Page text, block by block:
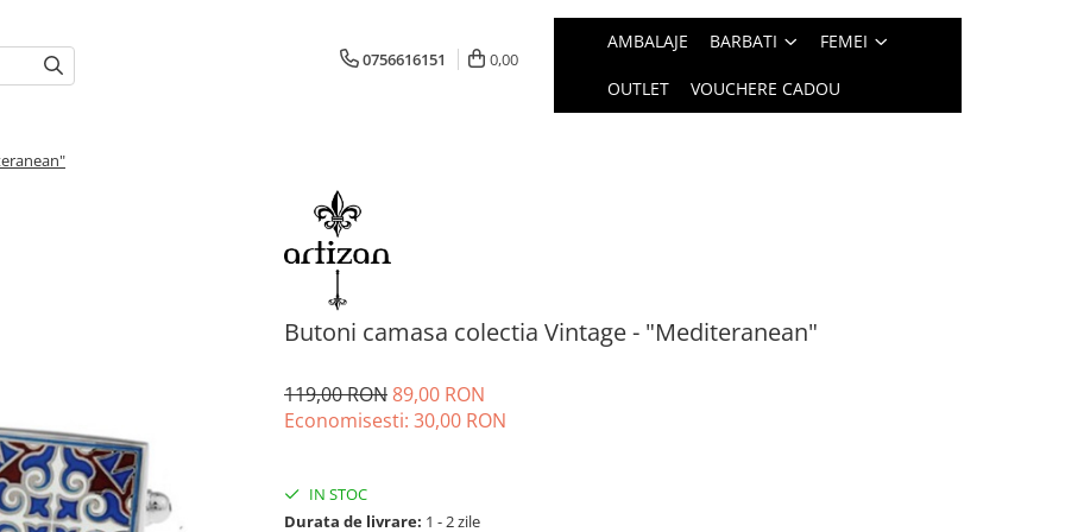
0756616151 0,00
AMBALAJE BARBATI FEMEI
OUTLET VOUCHERE CADOU
Butoni camasa colectia Vintage - "Mediteranean"
119,00 RON89,00 RON
Economisesti: 30,00 RON
IN STOC
Durata de livrare: 1 - 2 zile